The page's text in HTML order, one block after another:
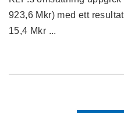
923,6 Mkr) med ett
15,4 Mkr ...